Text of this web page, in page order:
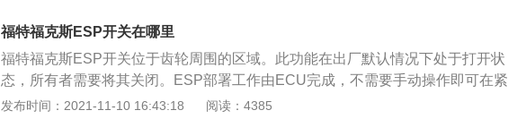
之间。如果冷却液液位等于或低于MIN（最小）标记，请立即添加冷却液。将冷
却剂的浓度保持在48％至50％，这对应于-29°C至-34°C之间的凝固点。1.拆下冷
却水箱的盖子。2.将冷却液添加到MAX（最大）和MIN（最小）之间的中间位
置，不要过量填充。3.装回冷却液箱盖。顺时针旋转盖子，并拧紧盖子，直到听
到“喀哒”声并感觉到强烈的阻力为止。
福特福克斯ESP开关在哪里
福特福克斯ESP开关位于齿轮周围的区域。此功能在出厂默认情况下处于打开状
态，所有者需要将其关闭。ESP部署工作由ECU完成，不需要手动操作即可在紧
急情况下保持车身的稳定性。当汽车有打滑或倾覆的危险时，提高某些机械的可
发布时间：2021-11-10 16:43:18 阅读：4385